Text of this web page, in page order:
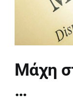
Μάχη
…